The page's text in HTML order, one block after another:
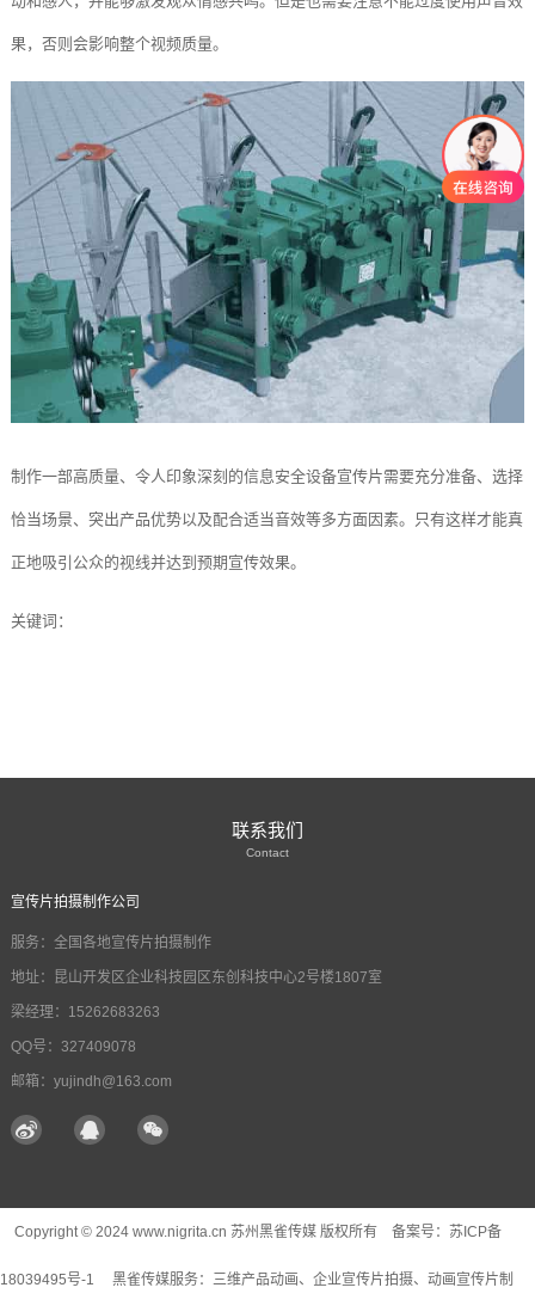
果，否则会影响整个视频质量。
制作一部高质量、令人印象深刻的信息安全设备宣传片需要充分准备、选择
恰当场景、突出产品优势以及配合适当音效等多方面因素。只有这样才能真
正地吸引公众的视线并达到预期宣传效果。
关键词：
联系我们
Contact
宣传片拍摄制作公司
服务：全国各地宣传片拍摄制作
地址：昆山开发区企业科技园区东创科技中心2号楼1807室
梁经理：15262683263
QQ号：327409078
邮箱：yujindh@163.com
Copyright © 2024 www.nigrita.cn 苏州黑雀传媒 版权所有 备案号： 苏ICP备
18039495号-1 黑雀传媒服务： 三维产品动画、企业宣传片拍摄、动画宣传片制